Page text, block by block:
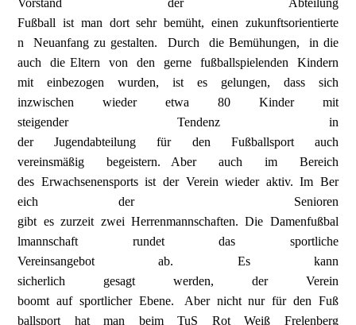
Fußball ist man dort sehr bemüht, einen zukunftsorientierte
n Neuanfang zu gestalten. Durch die Bemühungen, in die
auch die Eltern von den gerne fußballspielenden Kindern
mit einbezogen wurden, ist es gelungen, dass sich
inzwischen wieder etwa 80 Kinder mit
steigender Tendenz in
der Jugendabteilung für den Fußballsport auch
vereinsmäßig begeistern. Aber auch im Bereich
des Erwachsenensports ist der Verein wieder aktiv. Im Ber
eich der Senioren
gibt es zurzeit zwei Herrenmannschaften. Die Damenfußbal
lmannschaft rundet das sportliche
Vereinsangebot ab. Es kann
sicherlich gesagt werden, der Verein
boomt auf sportlicher Ebene. Aber nicht nur für den Fuß
ballsport hat man beim TuS Rot Weiß Frelenberg